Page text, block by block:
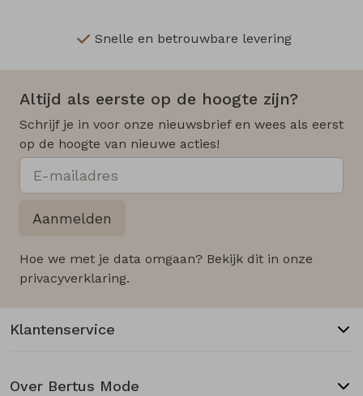
Snelle en betrouwbare levering
Altijd als eerste op de hoogte zijn?
Schrijf je in voor onze nieuwsbrief en wees als eerst
op de hoogte van nieuwe acties!
Aanmelden
Hoe we met je data omgaan? Bekijk dit in onze
privacyverklaring.
Klantenservice
Over Bertus Mode